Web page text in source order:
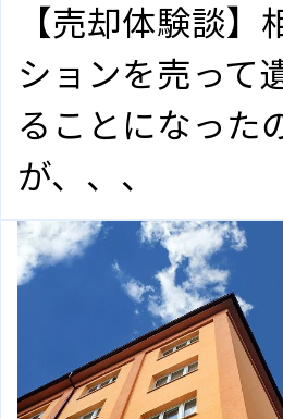
【売却体験談】
ションを売って
ることになった
が、、、